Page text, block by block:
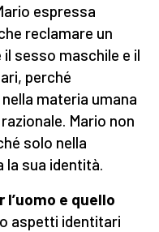
espressa
reclamare un
sesso maschile e il
perché
materia umana
Mario non
solo nella
sua identità.
l’uomo e quello
aspetti identitari